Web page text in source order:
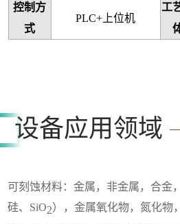
控制方
式
PLC+上位机
工
设备应用领域
可刻蚀材料：金属，非金属，合金
硅、 SiO2），金属氧化物，氮化物